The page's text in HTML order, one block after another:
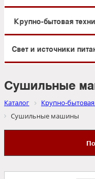
Крупно-бытовая
Свет и источники
Сушильные
Каталог Крупно-
Сушильные машины